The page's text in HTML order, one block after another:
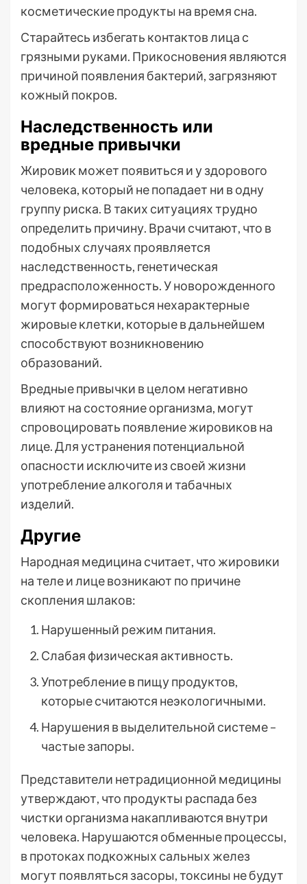
косметические продукты на время сна.
Старайтесь избегать контактов лица с
грязными руками. Прикосновения являются
причиной появления бактерий, загрязняют
кожный покров.
Наследственность или
вредные привычки
Жировик может появиться и у здорового
человека, который не попадает ни в одну
группу риска. В таких ситуациях трудно
определить причину. Врачи считают, что в
подобных случаях проявляется
наследственность, генетическая
предрасположенность. У новорожденного
могут формироваться нехарактерные
жировые клетки, которые в дальнейшем
способствуют возникновению
образований.
Вредные привычки в целом негативно
влияют на состояние организма, могут
спровоцировать появление жировиков на
лице. Для устранения потенциальной
опасности исключите из своей жизни
употребление алкоголя и табачных
изделий.
Другие
Народная медицина считает, что жировики
на теле и лице возникают по причине
скопления шлаков:
Нарушенный режим питания.
Слабая физическая активность.
Употребление в пищу продуктов,
которые считаются неэкологичными.
Нарушения в выделительной системе –
частые запоры.
Представители нетрадиционной медицины
утверждают, что продукты распада без
чистки организма накапливаются внутри
человека. Нарушаются обменные процессы,
в протоках подкожных сальных желез
могут появляться засоры, токсины не будут